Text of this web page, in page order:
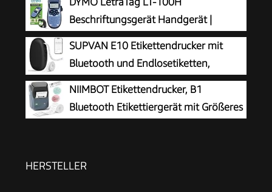
mm/Sek. Druckgeschwindigkeit)
Beschriftungsgerät Handgerät |
Tragbares Etikettiergerät mit ABC
Tastatur | blau | Ideal fürs Büro oder zu Hause
SUPVAN E10 Etikettendrucker mit
Bluetooth und Endlosetiketten,
Schwarz
NIIMBOT Etikettendrucker, B1
Bluetooth Etikettiergerät mit Größeres
Android für Heim, Büro, Blau
HERSTELLER